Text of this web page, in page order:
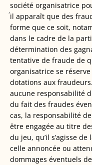
société organisatrice
́il apparaît que des
forme que ce soit,
dans le cadre de la
détermination des
tentative de fraude de
organisatrice se
dotations aux
aucune responsabilité
du fait des fraudes
cas, la responsabilité
être engagée au titre
du jeu, qu’il s’agisse
celle annoncée ou
dommages éventuels